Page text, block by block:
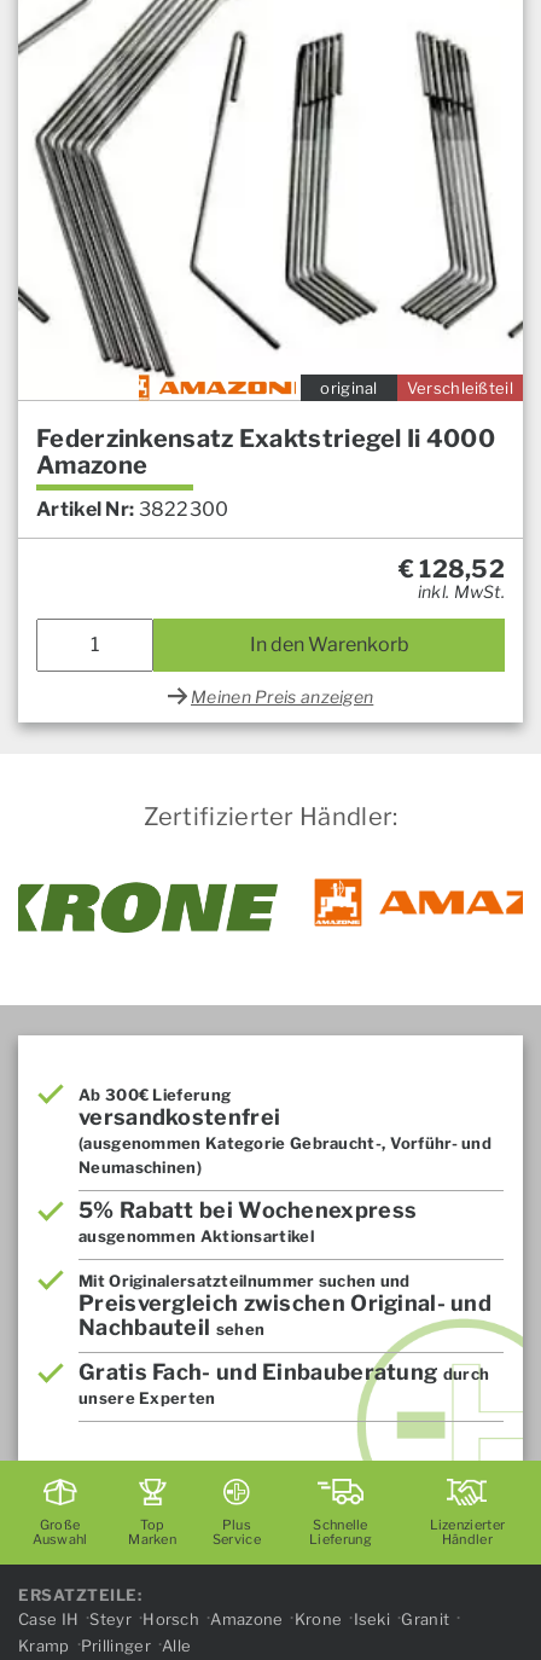
Verschleißteil
original
Federzinkensatz Exaktstriegel Ii 4000
Amazone
Artikel Nr: 3822300
€128,52
inkl. MwSt.
In den Warenkorb
Meinen Preis anzeigen
Zertifizierter Händler:
Ab 300€ Lieferung
versandkostenfrei
(ausgenommen Kategorie Gebraucht-, Vorführ- und
Neumaschinen)
5% Rabatt bei Wochenexpress
ausgenommen Aktionsartikel
Mit Originalersatzteilnummer suchen und
Preisvergleich zwischen Original- und
Nachbauteil sehen
Gratis Fach- und Einbauberatung durch
unsere Experten
Große
Auswahl
Top
Marken
Plus
Service
Schnelle
Lieferung
Lizenzierter
Händler
ERSATZTEILE:
Case IH
Steyr Horsch Amazone Krone Iseki
Granit
Kramp
Prillinger Alle